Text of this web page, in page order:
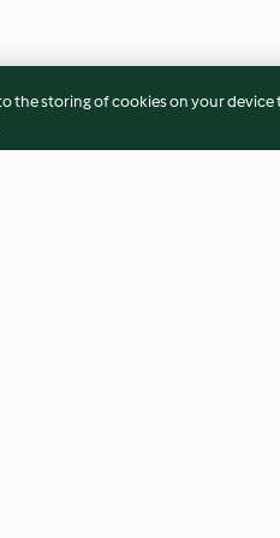
to the storing of cookies on your